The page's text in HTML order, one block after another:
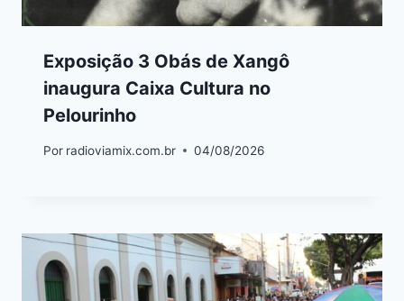
Exposição 3 Obás de Xangô
inaugura Caixa Cultura no
Pelourinho
Por radioviamix.com.br 04/08/2026